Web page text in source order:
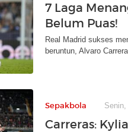
7 Laga
Belum Puas!
Real Madrid sukses
beruntun, Alvaro
Sepakbola
Carreras: